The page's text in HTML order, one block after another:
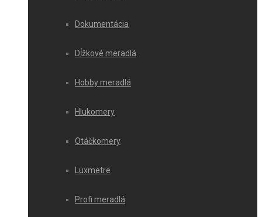
Dokumentácia
Dĺžkové meradlá
Hobby meradlá
Hlukomery
Otáčkomery
Luxmetre
Profi meradlá